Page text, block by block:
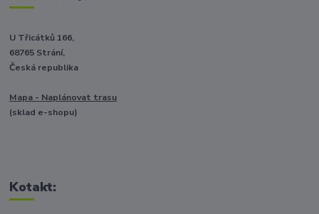
U Třicátků 166,
68765 Strání,
Česká republika
Mapa - Naplánovat trasu
(sklad e-shopu)
Kotakt: